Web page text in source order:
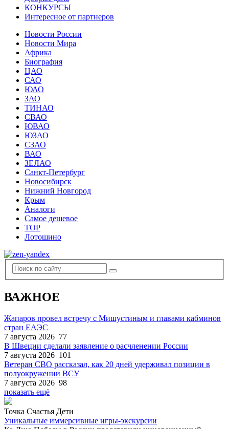
КОНКУРСЫ
Интересное от партнеров
Новости России
Новости Мира
Африка
Биография
ЦАО
САО
ЮАО
ЗАО
ТИНАО
СВАО
ЮВАО
ЮЗАО
СЗАО
ВАО
ЗЕЛАО
Санкт-Петербург
Новосибирск
Нижний Новгород
Крым
Аналоги
Самое дешевое
TOP
Лотошино
ВАЖНОЕ
Жапаров провел встречу с Мишустиным и главами кабминов
стран ЕАЭС
7 августа 2026 77
В Швеции сделали заявление о расчленении России
7 августа 2026 101
Ветеран СВО рассказал, как 20 дней удерживал позиции в
полуокружении ВСУ
7 августа 2026 98
показать ещё
Точка Счастья Дети
Уникальные иммерсивные игры-экскурсии